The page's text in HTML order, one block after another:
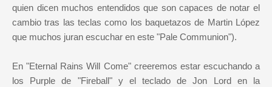
quien dicen muchos entendidos que son capaces de notar el
cambio tras las teclas como los baquetazos de Martin López
que muchos juran escuchar en este "Pale Communion").
En "Eternal Rains Will Come" creeremos estar escuchando a
los Purple de "Fireball" y el teclado de Jon Lord en la